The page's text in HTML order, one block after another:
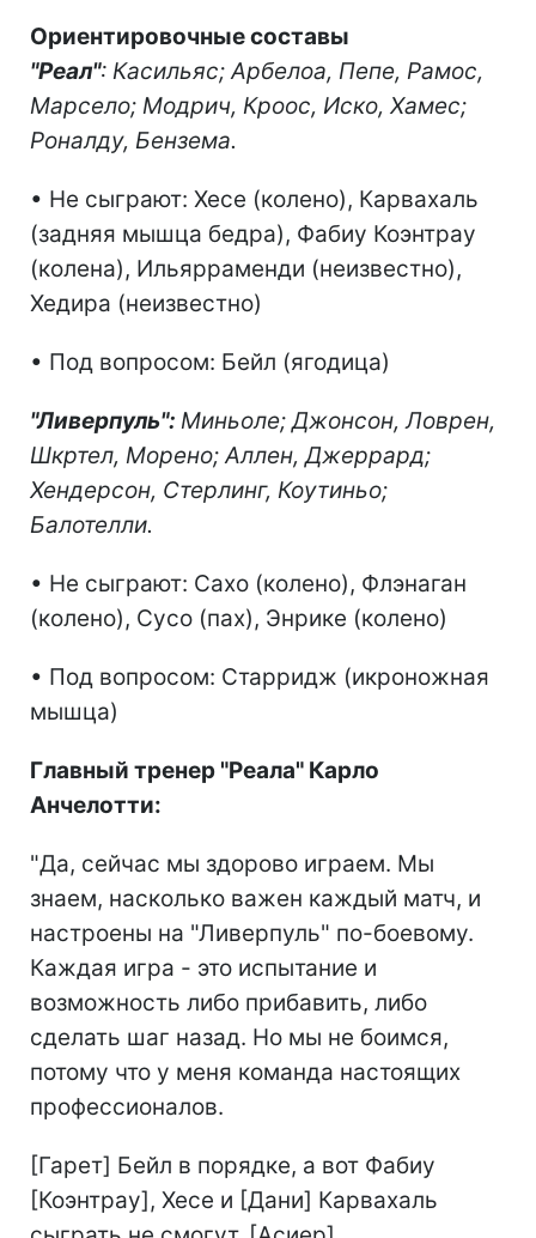
Ориентировочные составы
"Реал": Касильяс; Арбелоа, Пепе, Рамос,
Марсело; Модрич, Кроос, Иско, Хамес;
Роналду, Бензема.
• Не сыграют: Хесе (колено), Карвахаль
(задняя мышца бедра), Фабиу Коэнтрау
(колена), Ильярраменди (неизвестно),
Хедира (неизвестно)
• Под вопросом: Бейл (ягодица)
"Ливерпуль": Миньоле; Джонсон, Ловрен,
Шкртел, Морено; Аллен, Джеррард;
Хендерсон, Стерлинг, Коутиньо;
Балотелли.
• Не сыграют: Сахо (колено), Флэнаган
(колено), Сусо (пах), Энрике (колено)
• Под вопросом: Старридж (икроножная
мышца)
Главный тренер "Реала" Карло
Анчелотти:
"Да, сейчас мы здорово играем. Мы
знаем, насколько важен каждый матч, и
настроены на "Ливерпуль" по-боевому.
Каждая игра - это испытание и
возможность либо прибавить, либо
сделать шаг назад. Но мы не боимся,
потому что у меня команда настоящих
профессионалов.
[Гарет] Бейл в порядке, а вот Фабиу
[Коэнтрау], Хесе и [Дани] Карвахаль